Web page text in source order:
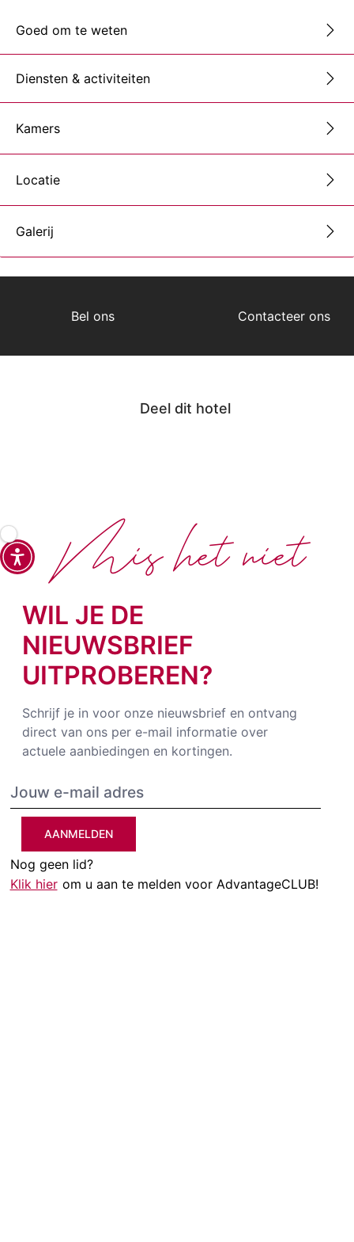
Goed om te weten
Diensten & activiteiten
Kamers
Locatie
Galerij
Bel ons Contacteer ons
Deel dit hotel
WIL JE DE
NIEUWSBRIEF
UITPROBEREN?
Schrijf je in voor onze nieuwsbrief en ontvang
direct van ons per e-mail informatie over
actuele aanbiedingen en kortingen.
AANMELDEN
Nog geen lid?
Klik hier om u aan te melden voor AdvantageCLUB!
Mis het niet